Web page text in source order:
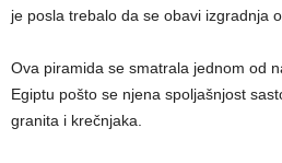
je posla trebalo da se obavi izgradnja
Ova piramida se smatrala jednom od
Egiptu pošto se njena spoljašnjost
granita i krečnjaka.